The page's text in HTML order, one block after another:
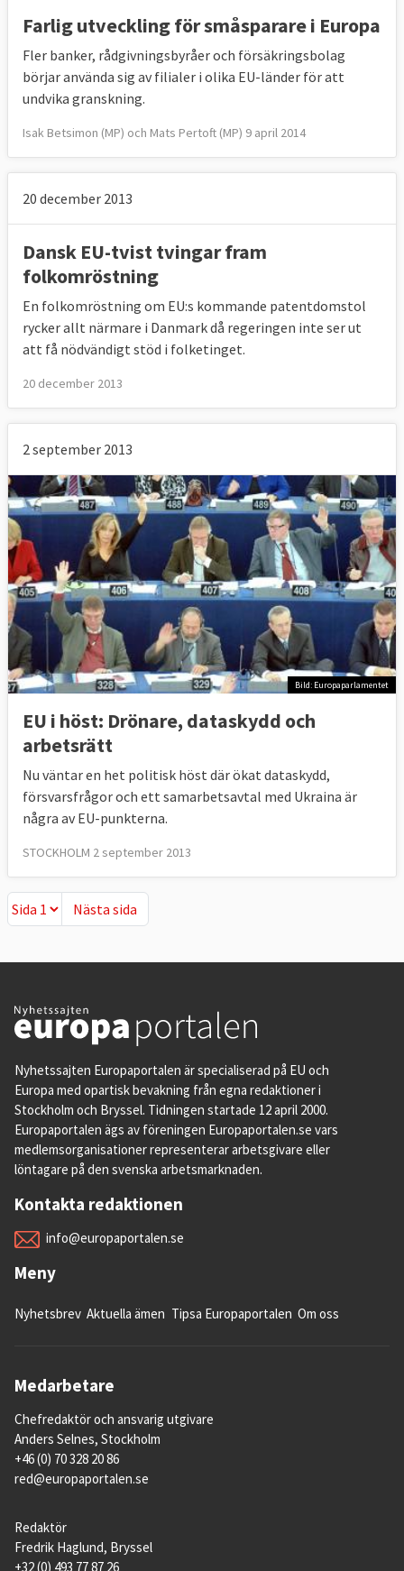
Farlig utveckling för småsparare i Europa
Fler banker, rådgivningsbyråer och försäkringsbolag
börjar använda sig av filialer i olika EU-länder för att
undvika granskning.
Isak Betsimon (MP) och Mats Pertoft (MP) 9 april 2014
20 december 2013
Dansk EU-tvist tvingar fram
folkomröstning
En folkomröstning om EU:s kommande patentdomstol
rycker allt närmare i Danmark då regeringen inte ser ut
att få nödvändigt stöd i folketinget.
20 december 2013
2 september 2013
Bild: Europaparlamentet
EU i höst: Drönare, dataskydd och
arbetsrätt
Nu väntar en het politisk höst där ökat dataskydd,
försvarsfrågor och ett samarbetsavtal med Ukraina är
några av EU-punkterna.
STOCKHOLM 2 september 2013
Nästa sida
Nästa sida
Nyhetssajten Europaportalen är specialiserad på EU och
Europa med opartisk bevakning från egna redaktioner i
Stockholm och Bryssel. Tidningen startade 12 april 2000.
Europaportalen ägs av föreningen Europaportalen.se vars
medlemsorganisationer representerar arbetsgivare eller
löntagare på den svenska arbetsmarknaden.
Kontakta redaktionen
info@europaportalen.se
Meny
Nyhetsbrev Aktuella ämen Tipsa Europaportalen Om oss
Medarbetare
Chefredaktör och ansvarig utgivare
Anders Selnes, Stockholm
+46 (0) 70 328 20 86
red@europaportalen.se
Redaktör
Fredrik Haglund, Bryssel
+32 (0) 493 77 87 26